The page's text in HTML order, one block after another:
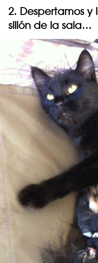
2. Despertamos
sillón de la sala…